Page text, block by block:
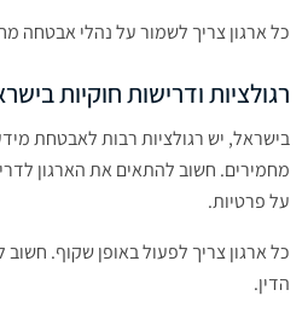
כל ארגון צריך לשמור על נהלי אבטחה
רגולציות ודרישות חוקיות
בישראל, יש רגולציות רבות לאבטחת
על פרטיות.
כל ארגון צריך לפעול באופן שקוף.
הדין.